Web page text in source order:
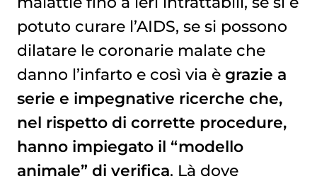
potuto curare l’AIDS, se si possono
dilatare le coronarie malate che
danno l’infarto e così via è grazie a
serie e impegnative ricerche che,
nel rispetto di corrette procedure,
hanno impiegato il “modello
animale” di verifica. Là dove